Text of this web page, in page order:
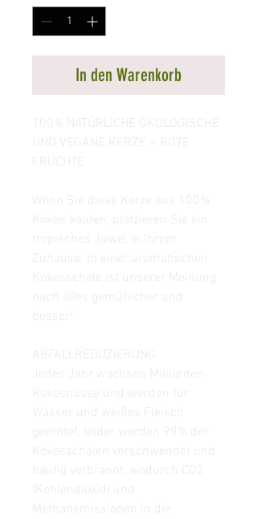
In den Warenkorb
100% NATÜRLICHE ÖKOLOGISCHE
UND VEGANE KERZE = ROTE
FRÜCHTE
Wenn Sie diese Kerze aus 100%
Kokos kaufen, platzieren Sie ein
tropisches Juwel in Ihrem
Zuhause. In einer aromatischen
Kokosschale ist unserer Meinung
nach alles gemütlicher und
ABFALLREDUZIERUNG
Jedes Jahr wachsen Milliarden
Kokosnüsse und werden für
Wasser und weißes Fleisch
geerntet, leider werden 99% der
Kokosschalen verschwendet und
häufig verbrannt, wodurch CO2
(Kohlendioxid) und
Methanemissionen in die